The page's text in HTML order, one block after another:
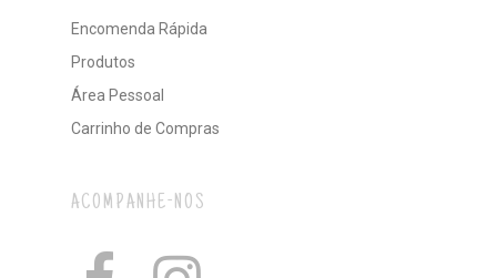
Encomenda Rápida
Produtos
Área Pessoal
Carrinho de Compras
ACOMPANHE-NOS